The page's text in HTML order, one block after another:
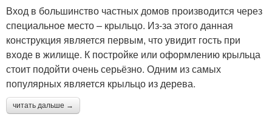
Вход в большинство частных домов производится через
специальное место – крыльцо. Из-за этого данная
конструкция является первым, что увидит гость при
входе в жилище. К постройке или оформлению крыльца
стоит подойти очень серьёзно. Одним из самых
популярных является крыльцо из дерева.
читать дальше →